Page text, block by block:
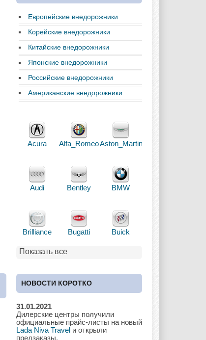
Европейские внедорожники
Корейские внедорожники
Китайские внедорожники
Японские внедорожники
Российские внедорожники
Американские внедорожники
Acura Alfa_RomeoAston_Martin
Audi Bentley BMW
Brilliance Bugatti Buick
Cadillac Chery Chevrolet
Chrysler Citroen Dacia
Показать все
НОВОСТИ КОРОТКО
31.01.2021
Дилерские центры получили
официальные прайс-листы на новый
Lada Niva Travel и открыли
предзаказы.